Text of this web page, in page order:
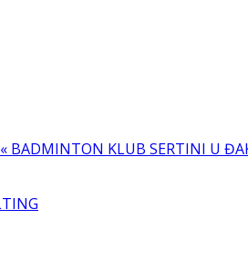
« BADMINTON KLUB SERTINI U